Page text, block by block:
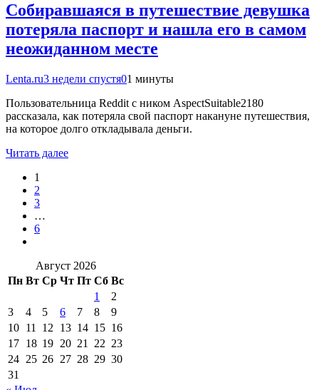
Собиравшаяся в путешествие девушка
потеряла паспорт и нашла его в самом
неожиданном месте
Lenta.ru3 недели спустя01 минуты
Пользовательница Reddit с ником AspectSuitable2180
рассказала, как потеряла свой паспорт накануне путешествия,
на которое долго откладывала деньги.
Читать далее
1
2
3
…
6
Август 2026
Пн Вт Ср Чт Пт Сб Вс
1
2
3
4 5 6 7 8
9
10 11 12 13 14 15 16
17 18 19 20 21 22 23
24 25 26 27 28 29 30
31